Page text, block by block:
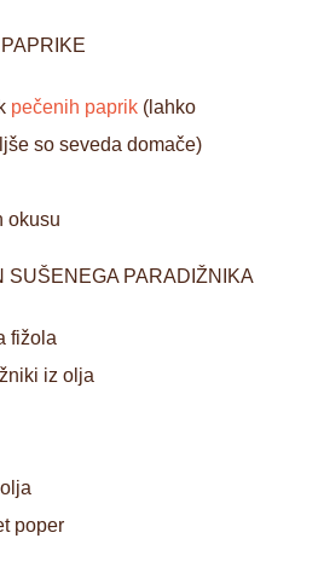
pečenih paprik (lahko
so seveda domače)
okusu
SUŠENEGA PARADIŽNIKA
fižola
iz olja
poper